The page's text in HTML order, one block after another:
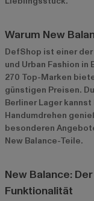
Warum New
DefShop ist einer
und Urban Fashion
270 Top-Marken
günstigen Preisen.
Berliner Lager
Handumdrehen
besonderen
New Balance-Teile.
New Balance:
Funktionalität